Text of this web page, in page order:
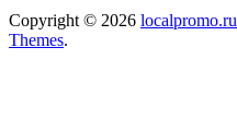
Copyright © 2026 localpromo.ru
Themes.